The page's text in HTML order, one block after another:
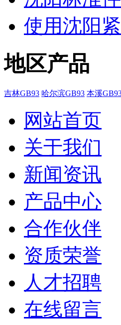
使用沈阳
地区产品
吉林GB93 哈尔滨GB93 本溪
网站首页
关于我们
新闻资讯
产品中心
合作伙伴
资质荣誉
人才招聘
在线留言